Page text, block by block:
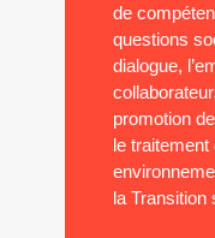
de
questions
dialogue,
promotion
le
la Transition